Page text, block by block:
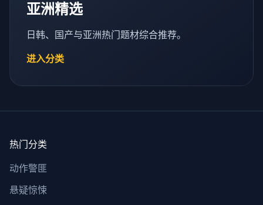
亚洲精选
日韩、国产与亚洲热门题材综合推荐。
进入分类
热门分类
动作警匪
悬疑惊悚